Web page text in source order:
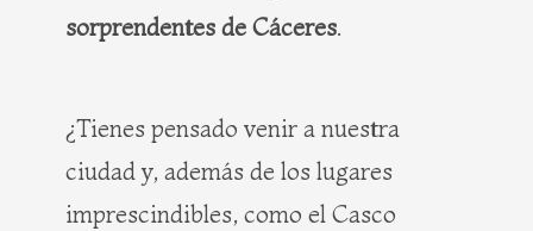
sorprendentes de Cáceres.
¿Tienes pensado venir a nuestra
ciudad y, además de los lugares
imprescindibles, como el Casco